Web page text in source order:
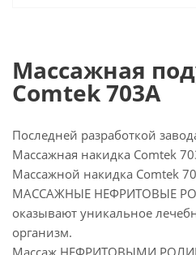
Массажная
Comtek 703A
Последней разработкой
Массажная накидка Comtek
Массажной накидка Comtek
МАССАЖНЫЕ НЕФРИТОВЫЕ
оказывают уникальное
организм.
Массаж НЕФРИТОВЫМИ